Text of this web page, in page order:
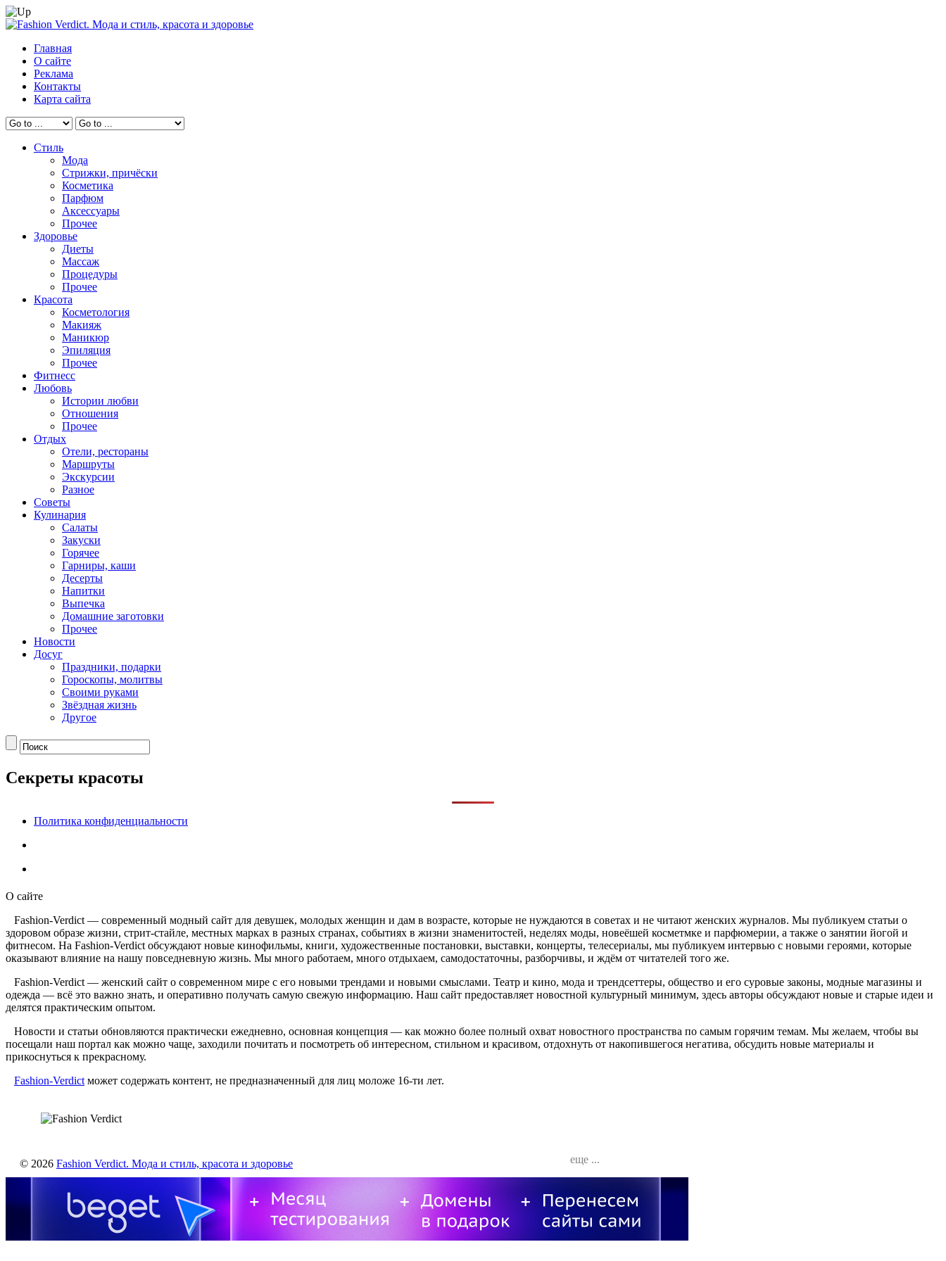
Главная
О сайте
Реклама
Контакты
Карта сайта
Стиль
Мода
Стрижки, причёски
Косметика
Парфюм
Аксессуары
Прочее
Здоровье
Диеты
Массаж
Процедуры
Прочее
Красота
Косметология
Макияж
Маникюр
Эпиляция
Прочее
Фитнесс
Любовь
Истории любви
Отношения
Прочее
Отдых
Отели, рестораны
Маршруты
Экскурсии
Разное
Советы
Кулинария
Салаты
Закуски
Горячее
Гарниры, каши
Десерты
Напитки
Выпечка
Домашние заготовки
Прочее
Новости
Досуг
Праздники, подарки
Гороскопы, молитвы
Своими руками
Звёздная жизнь
Другое
Секреты красоты
Политика конфиденциальности
О сайте
Fashion-Verdict — современный модный сайт для девушек, молодых женщин и дам в возрасте, которые не нуждаются в советах и не читают женских журналов. Мы публикуем статьи о
здоровом образе жизни, стрит-стайле, местных марках в разных странах, событиях в жизни знаменитостей, неделях моды, новеёшей косметмке и парфюмерии, а также о занятии йогой и
фитнесом. На Fashion-Verdict обсуждают новые кинофильмы, книги, художественные постановки, выставки, концерты, телесериалы, мы публикуем интервью с новыми героями, которые
оказывают влияние на нашу повседневную жизнь. Мы много работаем, много отдыхаем, самодостаточны, разборчивы, и ждём от читателей того же.
Fashion-Verdict — женский сайт о современном мире с его новыми трендами и новыми смыслами. Театр и кино, мода и трендсеттеры, общество и его суровые законы, модные магазины и
одежда — всё это важно знать, и оперативно получать самую свежую информацию. Наш сайт предоставляет новостной культурный минимум, здесь авторы обсуждают новые и старые идеи и
делятся практическим опытом.
Новости и статьи обновляются практически ежедневно, основная концепция — как можно более полный охват новостного пространства по самым горячим темам. Мы желаем, чтобы вы
посещали наш портал как можно чаще, заходили почитать и посмотреть об интересном, стильном и красивом, отдохнуть от накопившегося негатива, обсудить новые материалы и
прикоснуться к прекрасному.
Fashion-Verdict может содержать контент, не предназначенный для лиц моложе 16-ти лет.
еще ...
© 2026 Fashion Verdict. Мода и стиль, красота и здоровье